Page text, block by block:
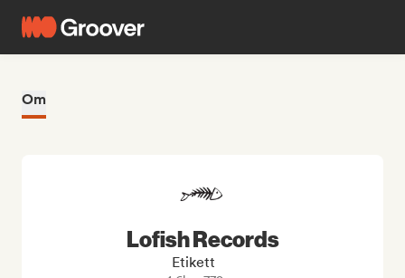
Om
Lofish Records
Etikett